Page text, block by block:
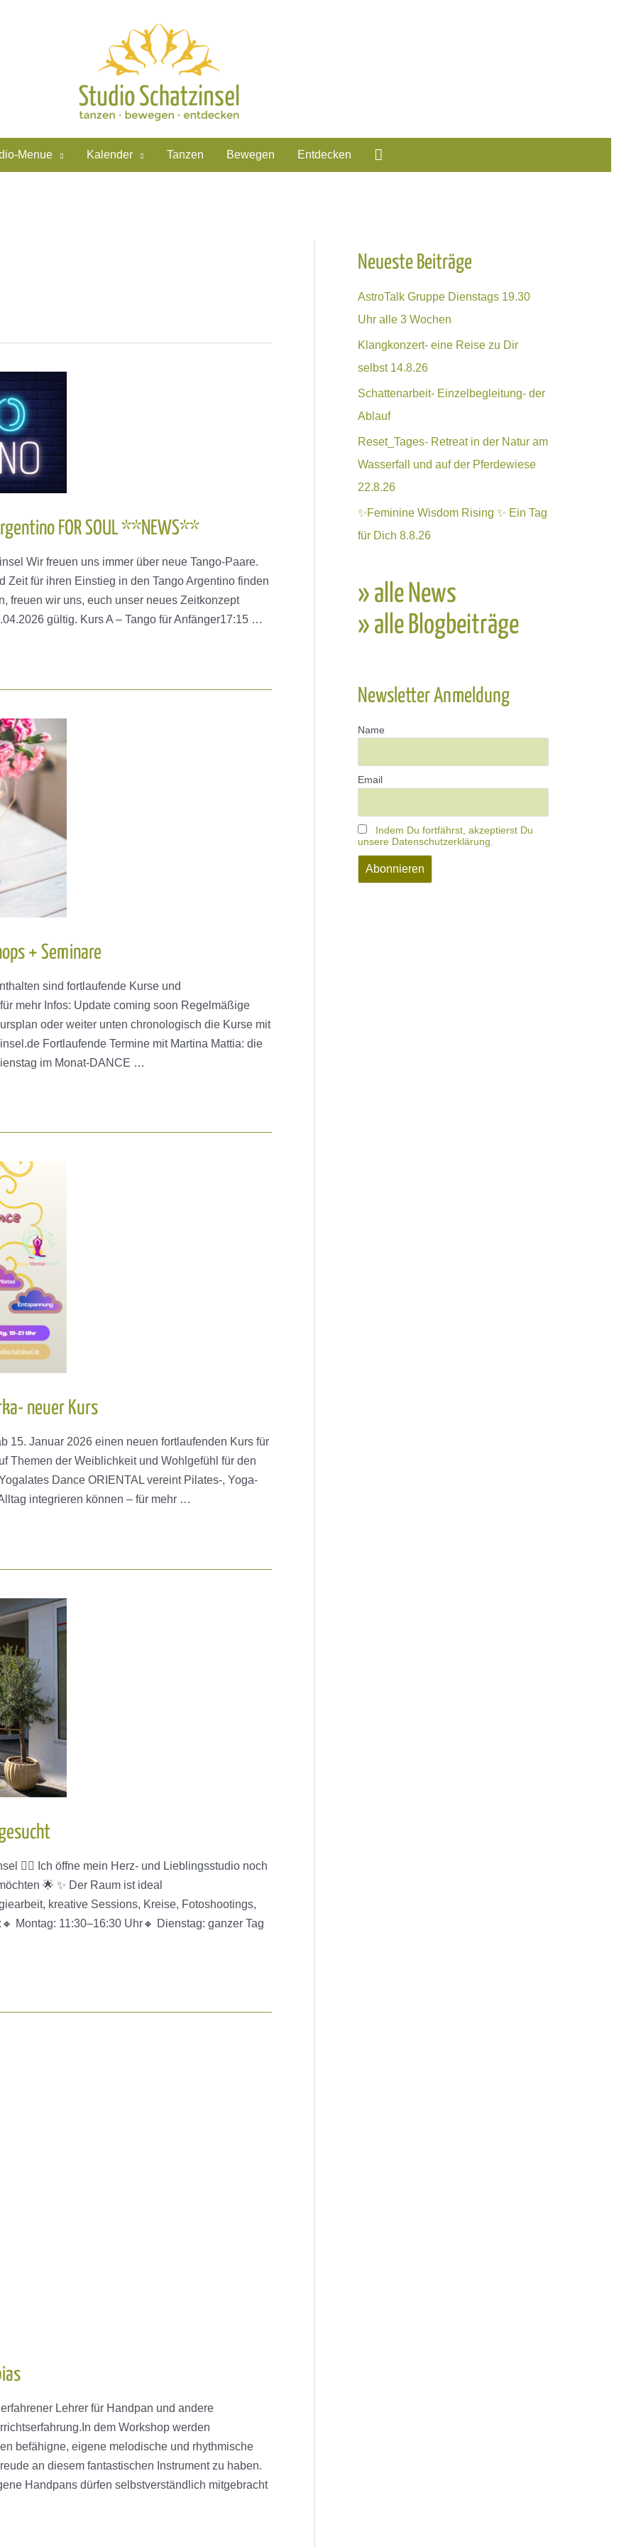
Menue Kalender Tanzen Bewegen Entdecken Suche
FOR SOUL **NEWS**
Wir freuen uns immer über neue Tango-Paare.
Zeit für ihren Einstieg in den Tango Argentino finden
freuen wir uns, euch unser neues Zeitkonzept
gültig. Kurs A – Tango für Anfänger17:15 …
+ Seminare
sind fortlaufende Kurse und
mehr Infos: Update coming soon Regelmäßige
oder weiter unten chronologisch die Kurse mit
Fortlaufende Termine mit Martina Mattia: die
im Monat-DANCE …
neuer Kurs
15. Januar 2026 einen neuen fortlaufenden Kurs für
Themen der Weiblichkeit und Wohlgefühl für den
Dance ORIENTAL vereint Pilates-, Yoga-
integrieren können – für mehr …
❤️‍🔥 Ich öffne mein Herz- und Lieblingsstudio noch
🌟 ✨ Der Raum ist ideal
kreative Sessions, Kreise, Fotoshootings,
Montag: 11:30–16:30 Uhr🔸 Dienstag: ganzer Tag
Lehrer für Handpan und andere
dem Workshop werden
befähigne, eigene melodische und rhythmische
an diesem fantastischen Instrument zu haben.
Handpans dürfen selbstverständlich mitgebracht
Neueste Beiträge
AstroTalk Gruppe Dienstags 19.30
Uhr alle 3 Wochen
Klangkonzert- eine Reise zu Dir
selbst 14.8.26
Schattenarbeit- Einzelbegleitung- der
Ablauf
Reset_Tages- Retreat in der Natur am
Wasserfall und auf der Pferdewiese
22.8.26
✨Feminine Wisdom Rising ✨ Ein Tag
für Dich 8.8.26
» alle News
» alle Blogbeiträge
Newsletter Anmeldung
Name
Email
Indem Du fortfährst, akzeptierst Du
unsere Datenschutzerklärung.